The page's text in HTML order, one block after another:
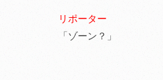
リポーター
「ゾーン？」